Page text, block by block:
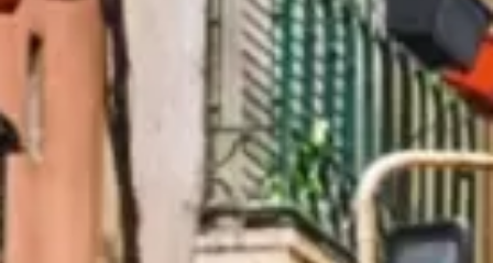
Co vidět Historie Užitečné informaceFAQ
Čeština
Lisabonská turistická karta: často kladené otázky